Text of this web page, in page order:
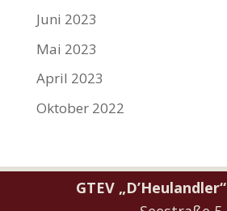
Juni 2023
Mai 2023
April 2023
Oktober 2022
GTEV